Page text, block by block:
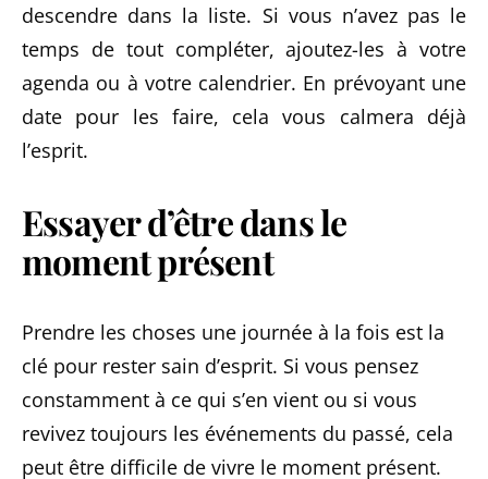
descendre dans la liste. Si vous n’avez pas le
temps de tout compléter, ajoutez-les à votre
agenda ou à votre calendrier. En prévoyant une
date pour les faire, cela vous calmera déjà
l’esprit.
Essayer d’être dans le
moment présent
Prendre les choses une journée à la fois est la
clé pour rester sain d’esprit. Si vous pensez
constamment à ce qui s’en vient ou si vous
revivez toujours les événements du passé, cela
peut être difficile de vivre le moment présent.